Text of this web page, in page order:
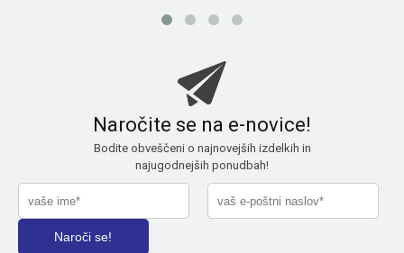
Naročite se na e-novice!
Bodite obveščeni o najnovejših izdelkih in
najugodnejših ponudbah!